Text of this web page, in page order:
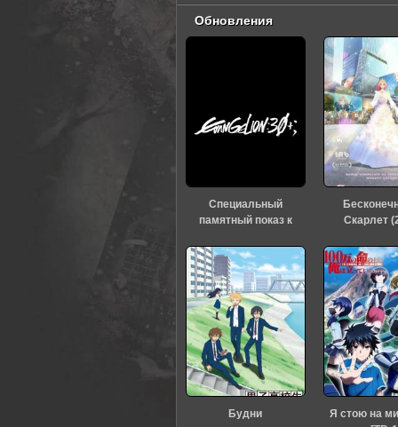
Обновления
Специальный
памятный показ к
«Евангелиона» (2026)
Скарлет
Будни
Я стою на